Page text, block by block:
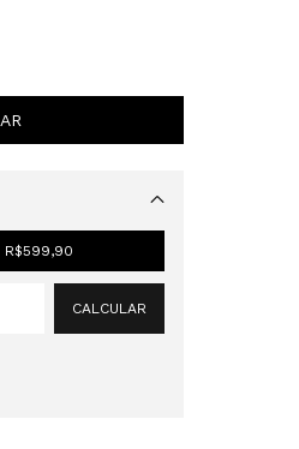
R$599,90
CALCULAR